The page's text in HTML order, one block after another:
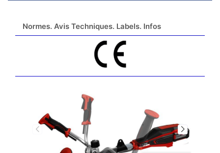
Normes. Avis Techniques. Labels. Infos